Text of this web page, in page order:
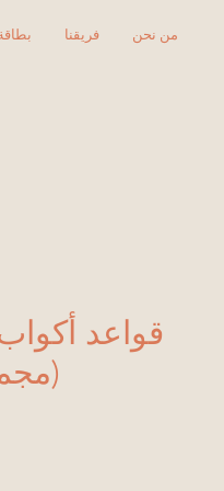
فريقنا من نحن
قواعد